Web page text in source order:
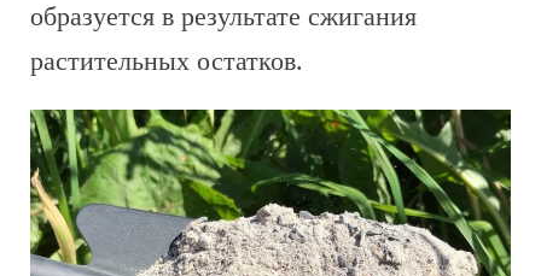
образуется в результате сжигания
растительных остатков.